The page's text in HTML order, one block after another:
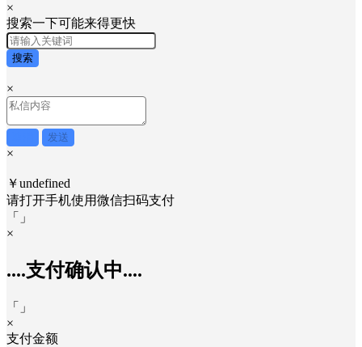
×
搜索一下可能来得更快
搜索
×
发送
×
￥undefined
请打开手机使用微信扫码支付
「
」
×
....支付确认中....
「
」
×
支付金额